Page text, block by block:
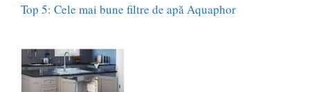
Top 5: Cele mai bune filtre de apă Aquaphor